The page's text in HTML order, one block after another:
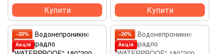
Купити Купити
−20%
Акція
−20%
Акція